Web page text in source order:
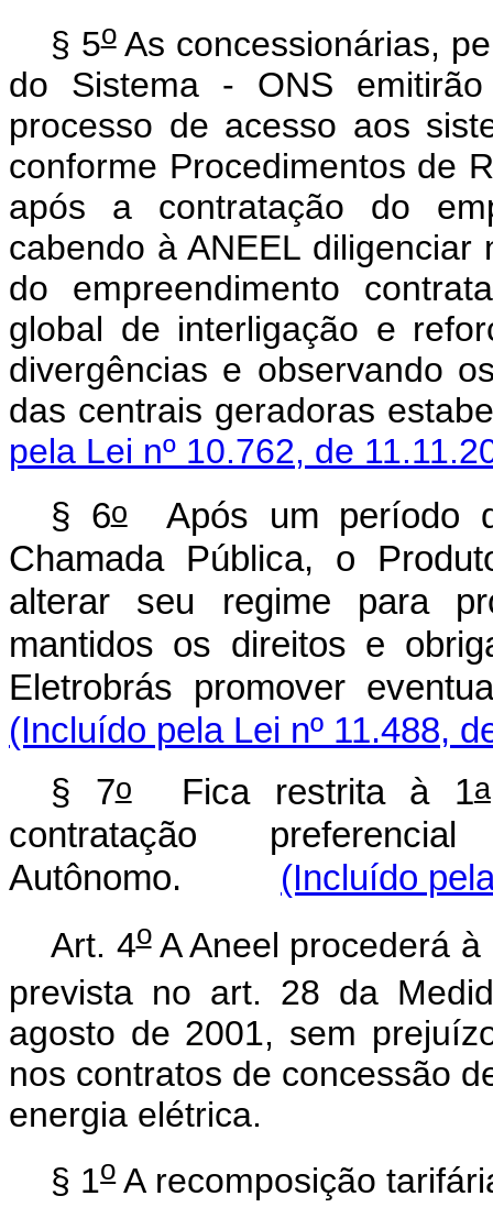
§ 5oAs concessionárias,
do Sistema - ONS
processo de acesso aos
conforme Procedimentos de
após a contratação do
cabendo à ANEEL
do empreendimento
global de interligação e
divergências e observando
das centrais geradoras
pela Lei nº 10.762, de
§ 6oApós um período
Chamada Pública, o
alterar seu regime para
mantidos os direitos e
Eletrobrás promover
(Incluído pela Lei nº 11.488,
§ 7oFica restrita à 1a
contratação
Autônomo. (Incluído
Art. 4oA Aneel procederá
prevista no art. 28 da
agosto de 2001, sem
nos contratos de concessão
energia elétrica.
§ 1oA recomposição